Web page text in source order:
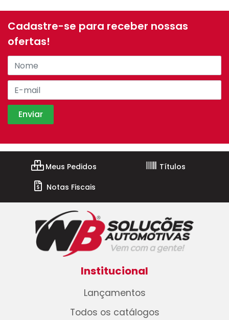
Cadastre-se para receber nossas
ofertas!
Meus Pedidos
Títulos
Notas Fiscais
Institucional
Lançamentos
Todos os catálogos